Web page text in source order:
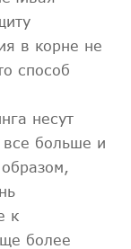
в корне не
способ
несут
все больше и
к
более